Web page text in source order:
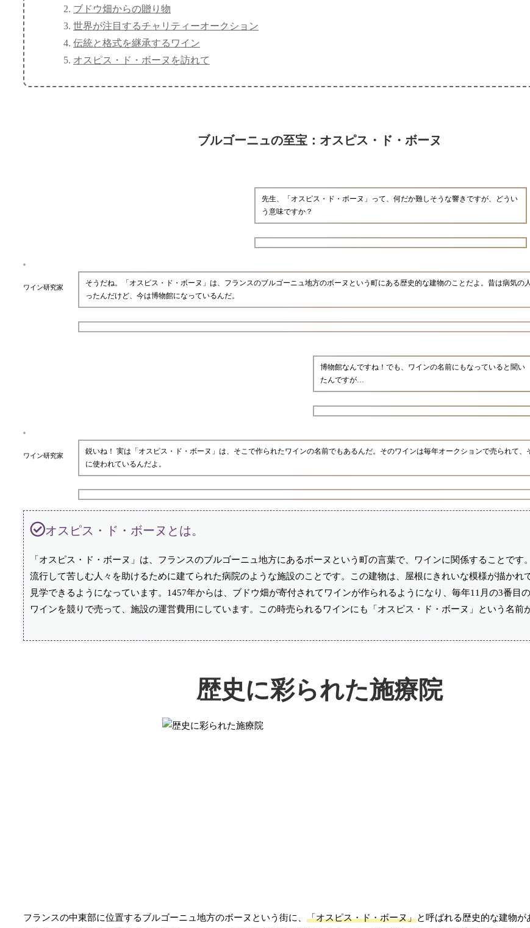
ブドウ畑からの贈り物
世界が注目するチャリティーオークション
伝統と格式を継承するワイン
オスピス・ド・ボーヌを訪れて
ブルゴーニュの至宝：オスピス・ド・ボーヌ
先生、「オスピス・ド・ボーヌ」って、何だか難しそうな響きですが、どうい
う意味ですか？
ワイン研究家
そうだね。「オスピス・ド・ボーヌ」は、フランスのブルゴーニュ地方のボーヌという町にある歴史的な建物のことだよ。昔は病気の
ったんだけど、今は博物館になっているんだ。
博物館なんですね！でも、ワインの名前にもなっていると聞い
たんですが…
ワイン研究家
鋭いね！ 実は「オスピス・ド・ボーヌ」は、そこで作られたワインの名前でもあるんだ。そのワインは毎年オークションで売られて、
に使われているんだよ。
オスピス・ド・ボーヌとは。
「オスピス・ド・ボーヌ」は、フランスのブルゴーニュ地方にあるボーヌという町の言葉で、ワインに関係することです
流行して苦しむ人々を助けるために建てられた病院のような施設のことです。この建物は、屋根にきれいな模様が描かれ
見学できるようになっています。1457年からは、ブドウ畑が寄付されてワインが作られるようになり、毎年11月の3番目
ワインを競りで売って、施設の運営費用にしています。この時売られるワインにも「オスピス・ド・ボーヌ」という名前
歴史に彩られた施療院
フランスの中東部に位置するブルゴーニュ地方のボーヌという街に、 「オスピス・ド・ボーヌ」と呼ばれる歴史的な建物が